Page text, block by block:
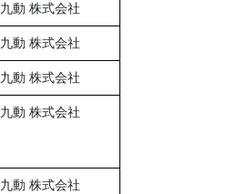
九動 株式会社
九動 株式会社
九動 株式会社
九動 株式会社
九動 株式会社